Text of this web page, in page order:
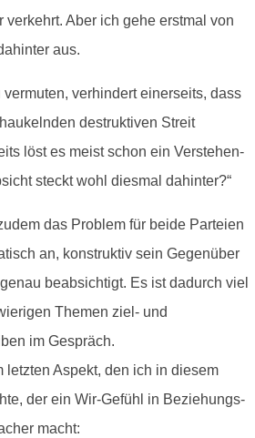
verkehrt. Aber ich gehe erstmal von
aus.
verhindert einerseits, dass
destruktiven Streit
löst es meist schon ein Verstehen-
steckt wohl diesmal dahinter?“
das Problem für beide Parteien
an, konstruktiv sein Gegenüber
beabsichtigt. Es ist dadurch viel
Themen ziel- und
im Gespräch.
letzten Aspekt, den ich in diesem
der ein Wir-Gefühl in Beziehungs-
macht: